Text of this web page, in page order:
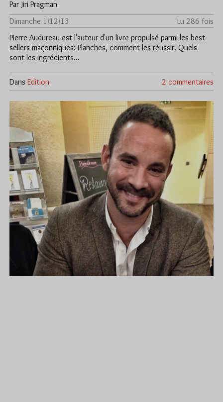
Par Jiri Pragman
Dimanche 1/12/13
Lu 286 fois
Pierre Audureau est l'auteur d'un livre propulsé parmi les best
sellers maçonniques: Planches, comment les réussir. Quels
sont les ingrédients…
Dans Edition 2 commentaires